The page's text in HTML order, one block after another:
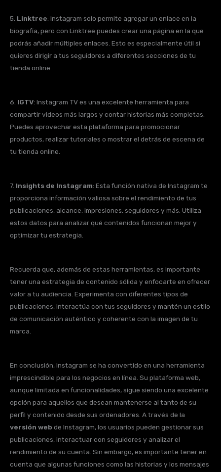
5. Linktree: Instagram solo permite agregar un enlace en la
biografía, pero con Linktree puedes crear una página en la que
podrás añadir múltiples enlaces. Esto es especialmente útil si
quieres dirigir a tus seguidores a diferentes secciones de tu
tienda online.
6. IGTV: Instagram TV es una excelente herramienta para
compartir videos más largos y contar historias más completas.
Puedes aprovechar esta plataforma para promocionar
productos, realizar tutoriales o mostrar el detrás de escena de
tu tienda online.
7. Insights de Instagram: Esta función nativa de Instagram te
proporciona información valiosa sobre el rendimiento de tus
publicaciones, alcance, impresiones, seguidores y más. Utiliza
estos datos para analizar qué contenidos funcionan mejor y
optimizar tu estrategia.
Recuerda que, además de estas herramientas, es importante
tener una estrategia de contenido sólida y enfocarte en ofrecer
valor a tu audiencia. Experimenta con diferentes tipos de
publicaciones, interactúa con tus seguidores y mantén un estilo
de comunicación auténtico y coherente con la imagen de tu
marca.
En conclusión, Instagram se ha convertido en una herramienta
imprescindible para los negocios en línea. Su plataforma web,
aunque limitada en funcionalidades, sigue siendo una excelente
opción para aquellos que desean mantenerse al tanto de su
perfil y contenido desde sus ordenadores. A través de la
versión web de Instagram, los usuarios pueden gestionar sus
publicaciones, interactuar con seguidores y analizar el
rendimiento de su cuenta. Sin embargo, es importante tener en
cuenta que algunas funciones como las historias y los mensajes